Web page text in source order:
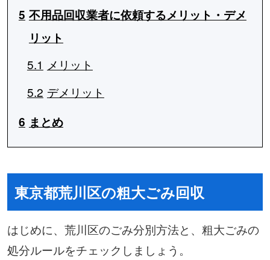
5 不用品回収業者に依頼するメリット・デメ
リット
5.1 メリット
5.2 デメリット
6 まとめ
東京都荒川区の粗大ごみ回収
はじめに、荒川区のごみ分別方法と、粗大ごみの
処分ルールをチェックしましょう。